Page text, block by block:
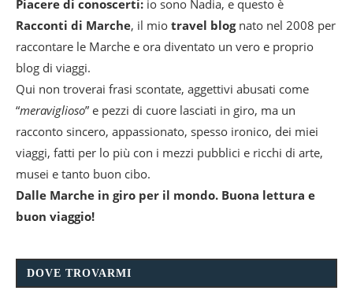
Piacere di conoscerti: io sono Nadia, e questo è
Racconti di Marche, il mio travel blognato nel 2008 per
raccontare le Marche e ora diventato un vero e proprio
blog di viaggi.
Qui non troverai frasi scontate, aggettivi abusati come
“meraviglioso” e pezzi di cuore lasciati in giro, ma un
racconto sincero, appassionato, spesso ironico, dei miei
viaggi, fatti per lo più con i mezzi pubblici e ricchi di arte,
musei e tanto buon cibo.
Dalle Marche in giro per il mondo. Buona lettura e
buon viaggio!
DOVE TROVARMI